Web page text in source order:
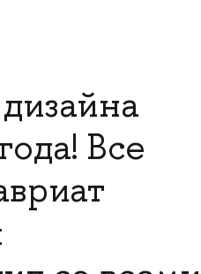
Все